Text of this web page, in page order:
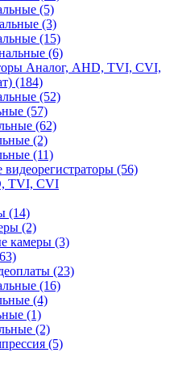
(5)
(3)
(15)
(6)
Аналог, AHD, TVI, CVI,
(184)
(52)
(57)
(62)
(2)
(11)
(56)
TVI, CVI
(14)
(2)
камеры (3)
(23)
(16)
(4)
(1)
(2)
(5)